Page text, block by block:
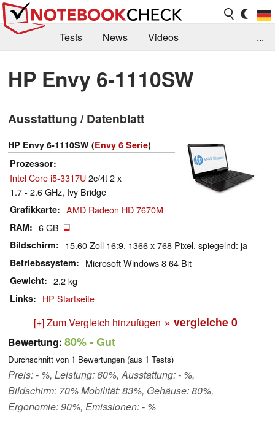
Tests News
Videos
Kaufberatung
Deals Suche
Jobs
Forum
...
HP Envy 6-1110SW
Ausstattung / Datenblatt
HP Envy 6-1110SW (Envy 6 Serie)
Prozessor
Intel Core i5-3317U2c/4t 2 x
1.7 - 2.6 GHz, Ivy Bridge
Grafikkarte AMD Radeon HD 7670M
RAM 6 GB
Bildschirm 15.60 Zoll 16:9, 1366 x 768 Pixel, spiegelnd: ja
Betriebssystem Microsoft Windows 8 64 Bit
Gewicht 2.2 kg
Links HP Startseite
[+] Zum Vergleich hinzufügen » vergleiche 0
Bewertung: 80%- Gut
Durchschnitt von 1 Bewertungen (aus 1 Tests)
Preis: - %, Leistung: 60%, Ausstattung: - %,
Bildschirm: 70% Mobilität: 83%, Gehäuse: 80%,
Ergonomie: 90%, Emissionen: - %